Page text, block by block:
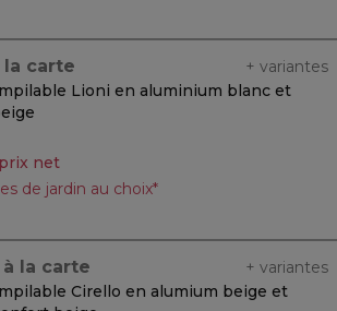
la carte + variantes
Lioni en aluminium blanc et
prix net
de jardin au choix*
la carte + variantes
Cirello en alumium beige et